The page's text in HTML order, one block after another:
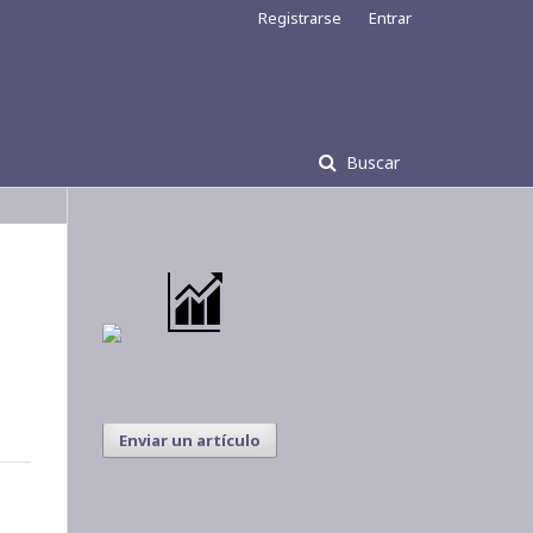
Buscar
Registrarse Entrar
Enviar un artículo